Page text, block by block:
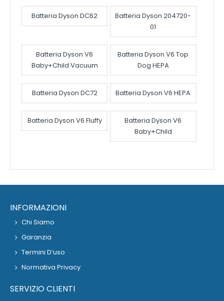
Batteria Dyson DC62
Batteria Dyson 204720-
01
Batteria Dyson V6
Baby+Child Vacuum
Batteria Dyson V6 Top
Dog HEPA
Batteria Dyson DC72 Batteria Dyson V6 HEPA
Batteria Dyson V6 Fluffy
Batteria Dyson V6
Baby+Child
INFORMAZIONI
Chi Siamo
Garanzia
Termini D’uso
Normativa Privacy
SERVIZIO CLIENTI